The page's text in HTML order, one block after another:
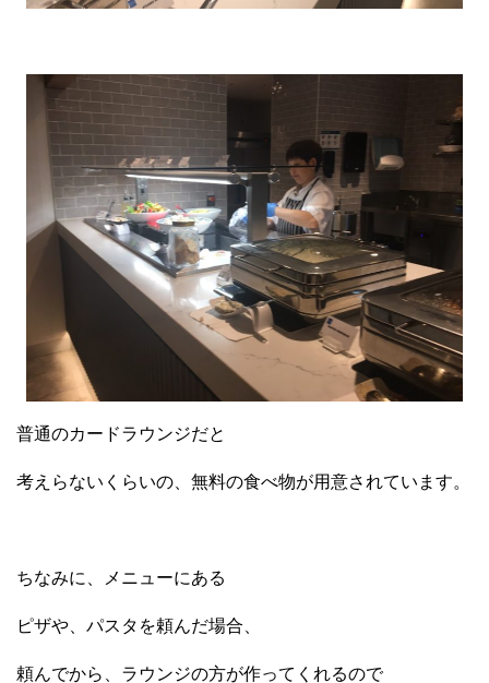
普通のカードラウンジだと
考えらないくらいの、無料の食べ物が用意されています。
ちなみに、メニューにある
ピザや、パスタを頼んだ場合、
頼んでから、ラウンジの方が作ってくれるので